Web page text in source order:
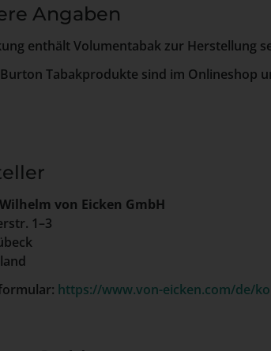
Angaben
enthält Volumentabak zur Herstellung
Tabakprodukte sind im Onlineshop
von Eicken GmbH
1–3
https://www.von-eicken.com/de/